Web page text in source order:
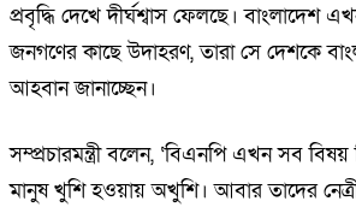
প্রবৃদ্ধি দেখে দীর্ঘশ্বাস ফেলছে। বাংলাদেশ
জনগণের কাছে উদাহরণ, তারা সে দেশকে
আহবান জানাচ্ছেন।
সম্প্রচারমন্ত্রী বলেন, ‘বিএনপি এখন সব
মানুষ খুশি হওয়ায় অখুশি। আবার তাদের